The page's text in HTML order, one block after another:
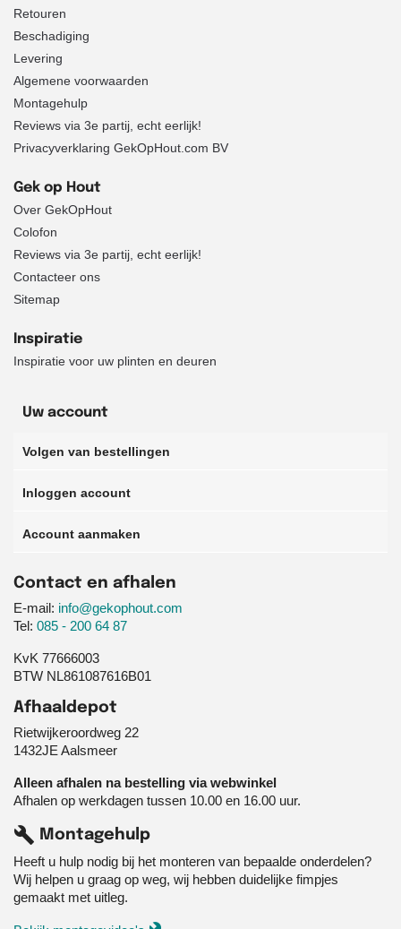
Retouren
Beschadiging
Levering
Algemene voorwaarden
Montagehulp
Reviews via 3e partij, echt eerlijk!
Privacyverklaring GekOpHout.com BV
Gek op Hout
Over GekOpHout
Colofon
Reviews via 3e partij, echt eerlijk!
Contacteer ons
Sitemap
Inspiratie
Inspiratie voor uw plinten en deuren
Uw account
Volgen van bestellingen
Inloggen account
Account aanmaken
Contact en afhalen
E-mail: info@gekophout.com
Tel: 085 - 200 64 87
KvK 77666003
BTW NL861087616B01
Afhaaldepot
Rietwijkeroordweg 22
1432JE Aalsmeer
Alleen afhalen na bestelling via webwinkel
Afhalen op werkdagen tussen 10.00 en 16.00 uur.
build Montagehulp
Heeft u hulp nodig bij het monteren van bepaalde onderdelen?
Wij helpen u graag op weg, wij hebben duidelijke fimpjes
gemaakt met uitleg.